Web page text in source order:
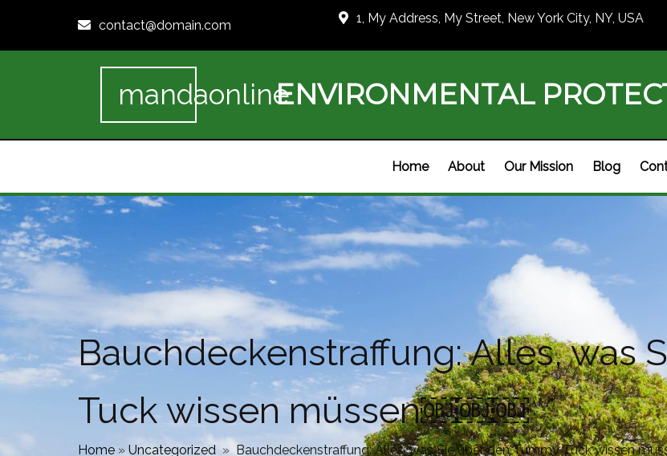
contact@domain.com 1, My Address, My Street, New York City, NY, USA
mandaonlineENVIRONMENTAL
Home About Our Mission Blog
Bauchdeckenstraffung: Alles, was
Tuck wissen müssen￼￼￼
Home » Uncategorized » Bauchdeckenstraffung: Alles, was Sie über den Tummy Tuck wissen